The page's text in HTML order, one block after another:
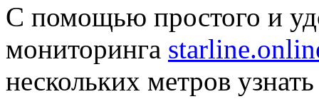
С помощью простого и
мониторинга
нескольких метров